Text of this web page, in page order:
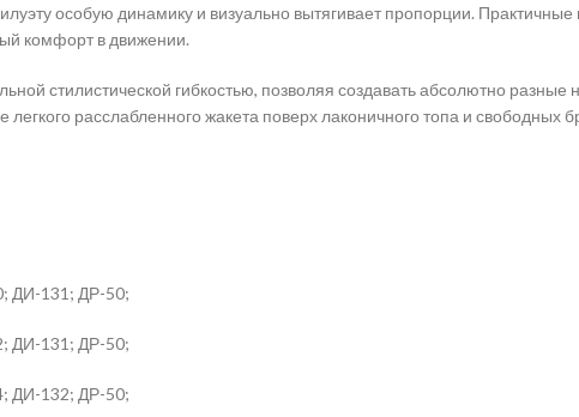
особую динамику и визуально вытягивает пропорции.
комфорт в движении.
стилистической гибкостью, позволяя создавать абсолютно
легкого расслабленного жакета поверх лаконичного топа и
ДИ-131; ДР-50;
ДИ-131; ДР-50;
ДИ-132; ДР-50;